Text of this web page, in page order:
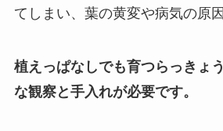
てしまい、葉の黄変や病気の原
植えっぱなしでも育つらっきょ
な観察と手入れが必要です。